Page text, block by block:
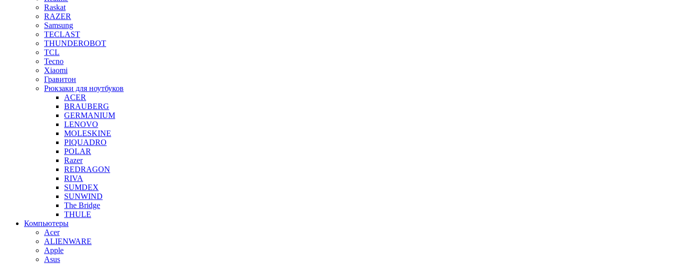
Raskat
RAZER
Samsung
TECLAST
THUNDEROBOT
TCL
Tecno
Xiaomi
Гравитон
Рюкзаки для ноутбуков
ACER
BRAUBERG
GERMANIUM
LENOVO
MOLESKINE
PIQUADRO
POLAR
Razer
REDRAGON
RIVA
SUMDEX
SUNWIND
The Bridge
THULE
Компьютеры
Acer
ALIENWARE
Apple
Asus